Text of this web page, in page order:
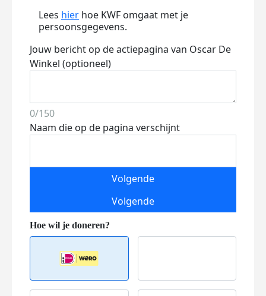
Lees hier hoe KWF omgaat met je
persoonsgegevens.
Jouw bericht op de actiepagina van Oscar De
Winkel (optioneel)
0/150
Naam die op de pagina verschijnt
Volgende
Volgende